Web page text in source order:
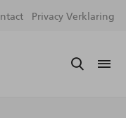
Privacy Verklaring